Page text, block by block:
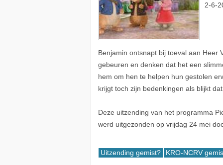
2-6-
Benjamin ontsnapt bij toeval aan Heer
gebeuren en denken dat het een
hem om hen te helpen hun gestolen
krijgt toch zijn bedenkingen als blijkt
Deze uitzending van het programma
werd uitgezonden op vrijdag 24 mei
Uitzending gemist? KRO-NCRV